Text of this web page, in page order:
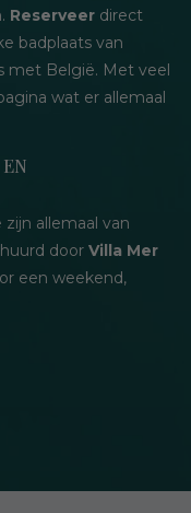
Reserveer direct
badplaats van
met België. Met veel
wat er allemaal
allemaal van
door Villa Mer
een weekend,